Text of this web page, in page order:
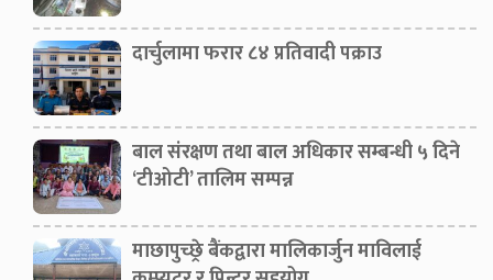
दार्चुलामा फरार ८४ प्रतिवादी पक्राउ
बाल संरक्षण तथा बाल अधिकार सम्बन्धी ५ दिने
‘टीओटी’ तालिम सम्पन्न
माछापुच्छ्रे बैंकद्वारा मालिकार्जुन माविलाई